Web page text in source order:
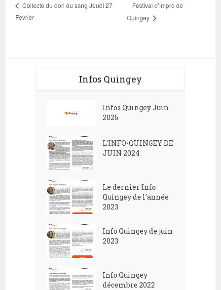
Collecte du don du sang Jeudi 27
Février
Festival d’impro de
Quingey
Infos Quingey
Infos Quingey Juin
2026
L’INFO-QUINGEY DE
JUIN 2024
Le dernier Info
Quingey de l’année
2023
Info Quingey de juin
2023
Info Quingey
décembre 2022